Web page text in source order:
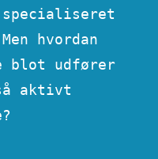
hvordan
blot udfører
aktivt